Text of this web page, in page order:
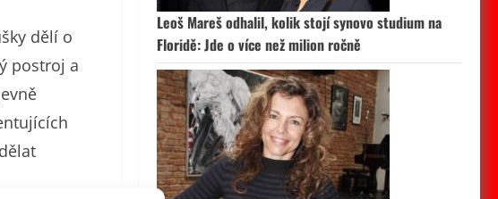
dělí o
postroj a
Leoš Mareš odhalil, kolik stojí synovo studium na
Floridě: Jde o více než milion ročně